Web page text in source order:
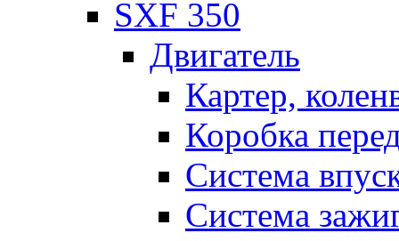
SXF 350
Двигатель
Картер,
Коробка
Система
Система